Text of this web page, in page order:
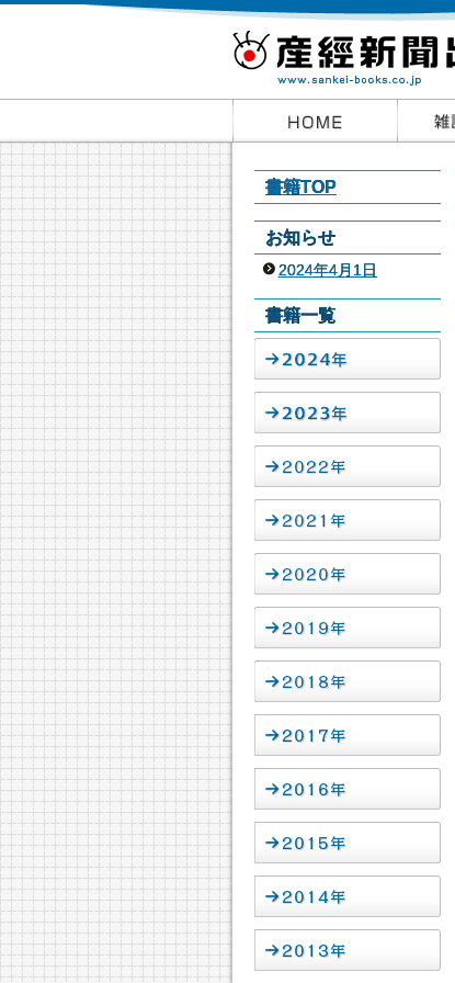
書籍TOP
お知らせ
2024年4月1日
書籍一覧